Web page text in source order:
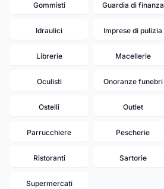
Gommisti Guardia di finanza
Idraulici Imprese di pulizia
Librerie Macellerie
Oculisti Onoranze funebri
Ostelli Outlet
Parrucchiere Pescherie
Ristoranti Sartorie
Supermercati
9
13
15
16